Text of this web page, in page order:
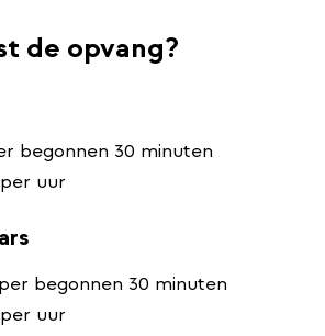
de opvang?
begonnen 30 minuten
uur
begonnen 30 minuten
uur